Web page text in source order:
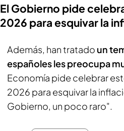
El Gobierno pide
2026 para esquivar la
Además, han tratado un
españoles les preocupa
Economía pide celebrar
2026 para esquivar la
Gobierno, un poco raro".